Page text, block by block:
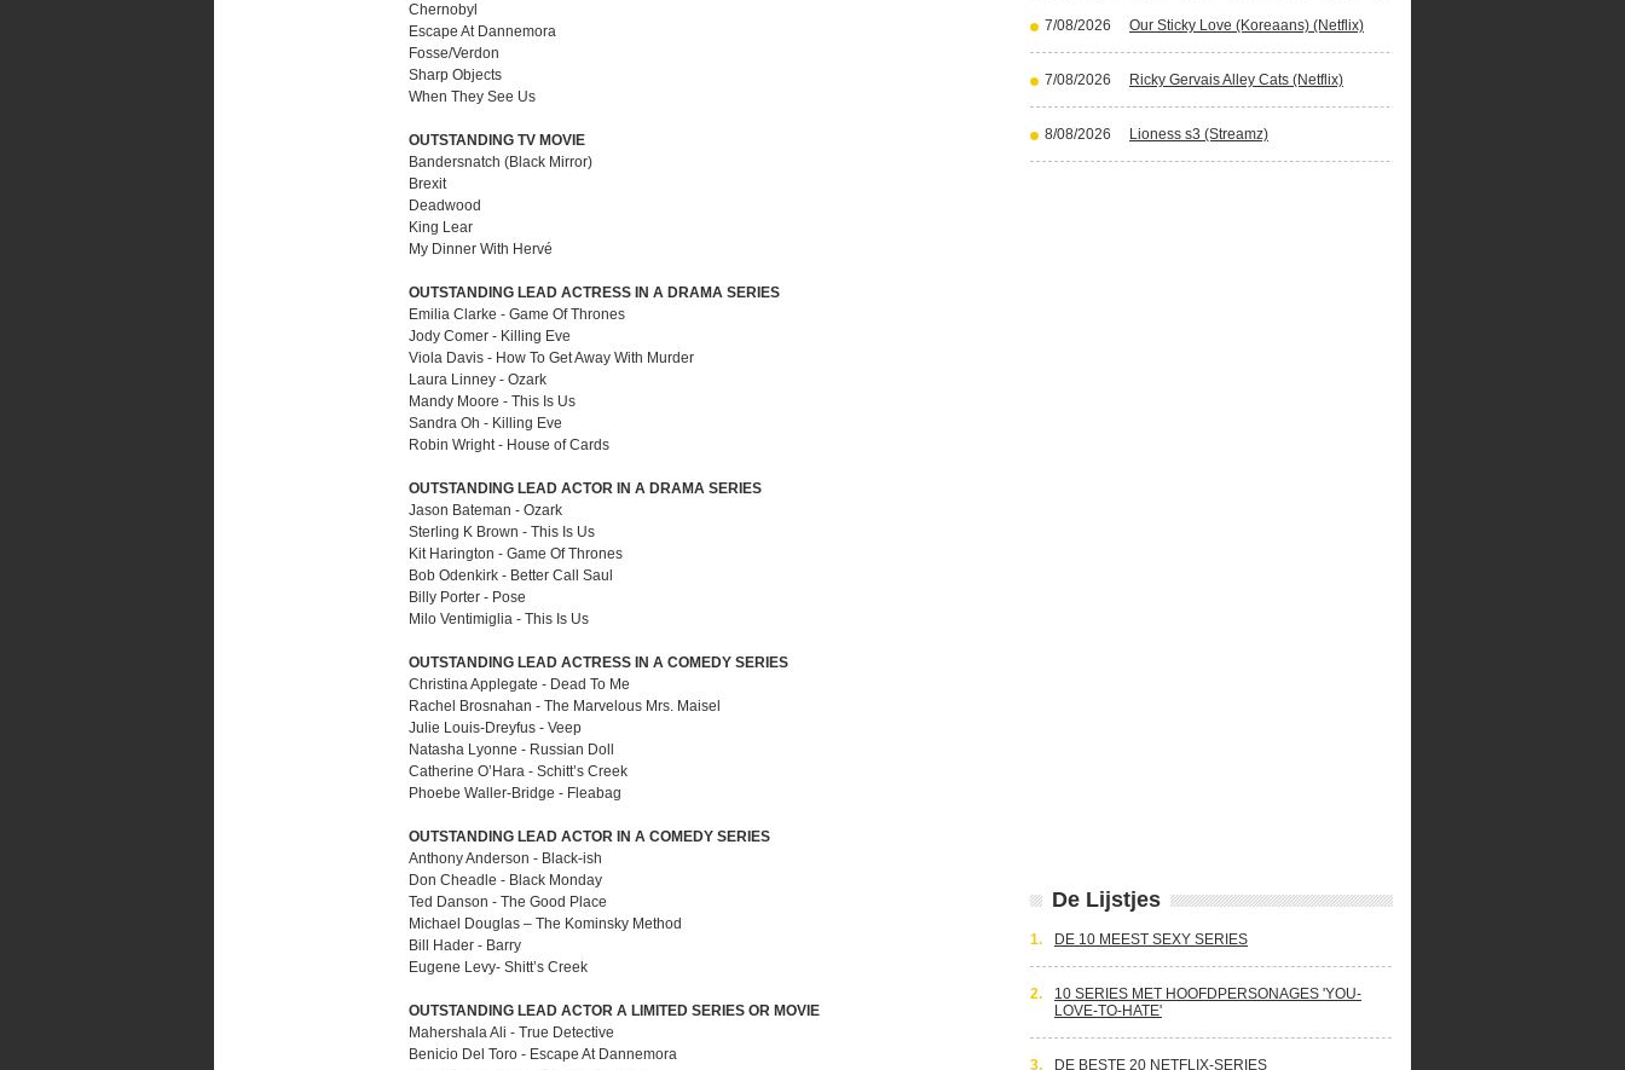
Chernobyl
Escape At Dannemora
Fosse/Verdon
Sharp Objects
When They See Us
OUTSTANDING TV MOVIE
Bandersnatch (Black Mirror)
Brexit
Deadwood
King Lear
My Dinner With Hervé
OUTSTANDING LEAD ACTRESS IN A DRAMA SERIES
Emilia Clarke - Game Of Thrones
Jody Comer - Killing Eve
Viola Davis - How To Get Away With Murder
Laura Linney - Ozark
Mandy Moore - This Is Us
Sandra Oh - Killing Eve
Robin Wright - House of Cards
OUTSTANDING LEAD ACTOR IN A DRAMA SERIES
Jason Bateman - Ozark
Sterling K Brown - This Is Us
Kit Harington - Game Of Thrones
Bob Odenkirk - Better Call Saul
Billy Porter - Pose
Milo Ventimiglia - This Is Us
OUTSTANDING LEAD ACTRESS IN A COMEDY SERIES
Christina Applegate - Dead To Me
Rachel Brosnahan - The Marvelous Mrs. Maisel
Julie Louis-Dreyfus - Veep
Natasha Lyonne - Russian Doll
Catherine O’Hara - Schitt’s Creek
Phoebe Waller-Bridge - Fleabag
OUTSTANDING LEAD ACTOR IN A COMEDY SERIES
Anthony Anderson - Black-ish
Don Cheadle - Black Monday
Ted Danson - The Good Place
Michael Douglas – The Kominsky Method
Bill Hader - Barry
Eugene Levy- Shitt’s Creek
OUTSTANDING LEAD ACTOR A LIMITED SERIES OR MOVIE
Mahershala Ali - True Detective
Benicio Del Toro - Escape At Dannemora
7/08/2026 Our Sticky Love (Koreaans) (Netflix)
7/08/2026 Ricky Gervais Alley Cats (Netflix)
8/08/2026 Lioness s3 (Streamz)
De Lijstjes
1. DE 10 MEEST SEXY SERIES
2.
10 SERIES MET HOOFDPERSONAGES 'YOU-
LOVE-TO-HATE'
3. DE BESTE 20 NETFLIX-SERIES